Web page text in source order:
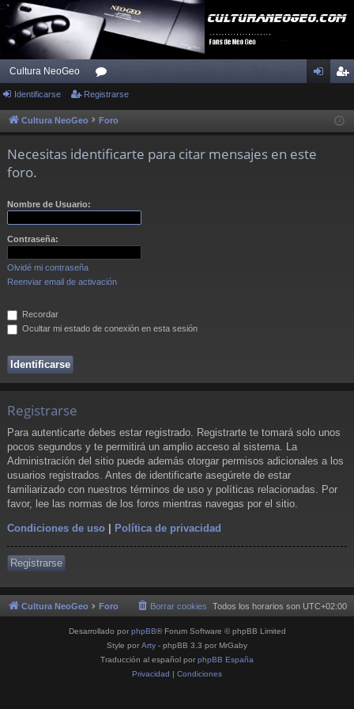
Cultura NeoGeo
or
os ist
Identificarse Registrarse
Cultura NeoGeo Foro
Necesitas identificarte para citar mensajes en este
foro.
Nombre de Usuario:
Contraseña:
Olvidé mi contraseña
Reenviar email de activación
Recordar
Ocultar mi estado de conexión en esta sesión
Registrarse
Para autenticarte debes estar registrado. Registrarte te tomará solo unos
pocos segundos y te permitirá un amplio acceso al sistema. La
Administración del sitio puede además otorgar permisos adicionales a los
usuarios registrados. Antes de identificarte asegúrete de estar
familiarizado con nuestros términos de uso y políticas relacionadas. Por
favor, lee las normas de los foros mientras navegas por el sitio.
Condiciones de uso Política de privacidad
Registrarse
Cultura NeoGeo Foro Todos los horarios son UTC+02:00
Borrar cookies
Desarrollado por phpBB® Forum Software © phpBB Limited
Style por Arty - phpBB 3.3 por MrGaby
Traducción al español por phpBB España
Privacidad | Condiciones